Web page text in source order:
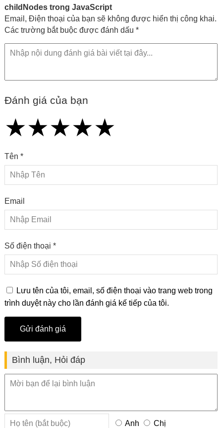
childNodes trong JavaScript
Email, Điện thoại của bạn sẽ không được hiển thị công khai.
Các trường bắt buộc được đánh dấu *
Đánh giá của bạn
★
★★
★★★
★★★★
★★★★★
Tên *
Email
Số điện thoại *
Lưu tên của tôi, email, số điện thoại vào trang web trong
trình duyệt này cho lần đánh giá kế tiếp của tôi.
Bình luận, Hỏi đáp
Anh Chị